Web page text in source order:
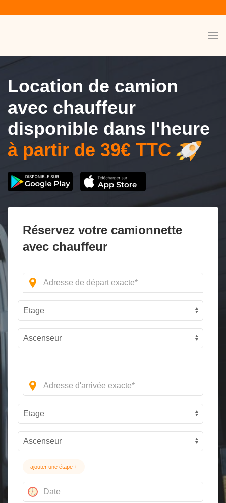
Location de camion
avec chauffeur
disponible dans l'heure
à partir de 39€ TTC
Réservez votre camionnette
avec chauffeur
ajouter une étape +